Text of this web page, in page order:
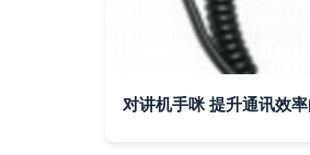
对讲机手咪 提升通讯效